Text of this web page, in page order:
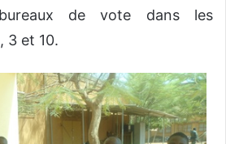
de vote dans les
3 et 10.